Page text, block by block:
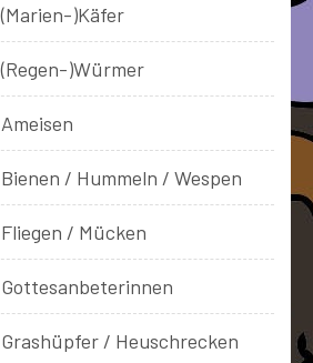
(Marien-)Käfer
(Regen-)Würmer
Ameisen
Bienen / Hummeln / Wespen
Fliegen / Mücken
Gottesanbeterinnen
Grashüpfer / Heuschrecken